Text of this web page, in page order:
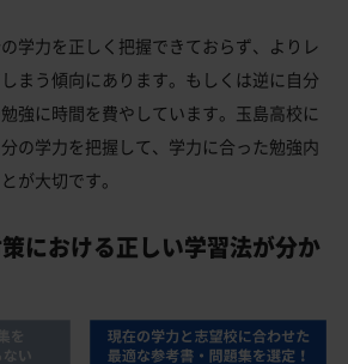
学力を正しく把握できておらず、よりレ
まう傾向にあります。もしくは逆に自分
強に時間を費やしています。玉島高校に
の学力を把握して、学力に合った勉強内
が大切です。
における正しい学習法が分か